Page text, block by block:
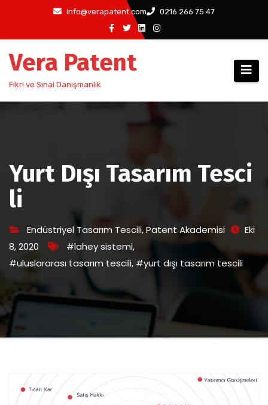
content
info@verapatent.com 0216 266 75 47
Vera Patent
Fikri ve Sınai Danışmanlık
Yurt Dışı Tasarım Tesci
li
Endüstriyel Tasarım Tescili,Patent Akademisi
Eki
8, 2020
#lahey sistemi,
#uluslararası tasarım tescili, #yurt dışı tasarım tescili